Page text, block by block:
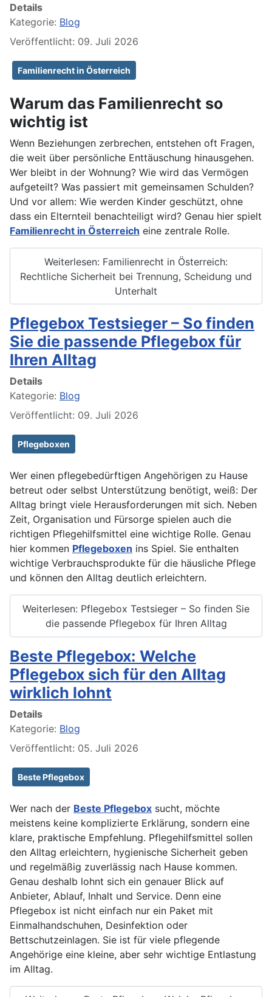
Details
Kategorie: Blog
Veröffentlicht: 09. Juli 2026
Familienrecht in Österreich
Warum das Familienrecht so
wichtig ist
Wenn Beziehungen zerbrechen, entstehen oft Fragen,
die weit über persönliche Enttäuschung hinausgehen.
Wer bleibt in der Wohnung? Wie wird das Vermögen
aufgeteilt? Was passiert mit gemeinsamen Schulden?
Und vor allem: Wie werden Kinder geschützt, ohne
dass ein Elternteil benachteiligt wird? Genau hier spielt
Familienrecht in Österreich eine zentrale Rolle.
Weiterlesen: Familienrecht in Österreich:
Rechtliche Sicherheit bei Trennung, Scheidung und
Unterhalt
Pflegebox Testsieger – So finden
Sie die passende Pflegebox für
Ihren Alltag
Details
Kategorie: Blog
Veröffentlicht: 09. Juli 2026
Pflegeboxen
Wer einen pflegebedürftigen Angehörigen zu Hause
betreut oder selbst Unterstützung benötigt, weiß: Der
Alltag bringt viele Herausforderungen mit sich. Neben
Zeit, Organisation und Fürsorge spielen auch die
richtigen Pflegehilfsmittel eine wichtige Rolle. Genau
hier kommen Pflegeboxen ins Spiel. Sie enthalten
wichtige Verbrauchsprodukte für die häusliche Pflege
und können den Alltag deutlich erleichtern.
Weiterlesen: Pflegebox Testsieger – So finden Sie
die passende Pflegebox für Ihren Alltag
Beste Pflegebox: Welche
Pflegebox sich für den Alltag
wirklich lohnt
Details
Kategorie: Blog
Veröffentlicht: 05. Juli 2026
Beste Pflegebox
Wer nach der Beste Pflegebox sucht, möchte
meistens keine komplizierte Erklärung, sondern eine
klare, praktische Empfehlung. Pflegehilfsmittel sollen
den Alltag erleichtern, hygienische Sicherheit geben
und regelmäßig zuverlässig nach Hause kommen.
Genau deshalb lohnt sich ein genauer Blick auf
Anbieter, Ablauf, Inhalt und Service. Denn eine
Pflegebox ist nicht einfach nur ein Paket mit
Einmalhandschuhen, Desinfektion oder
Bettschutzeinlagen. Sie ist für viele pflegende
Angehörige eine kleine, aber sehr wichtige Entlastung
im Alltag.